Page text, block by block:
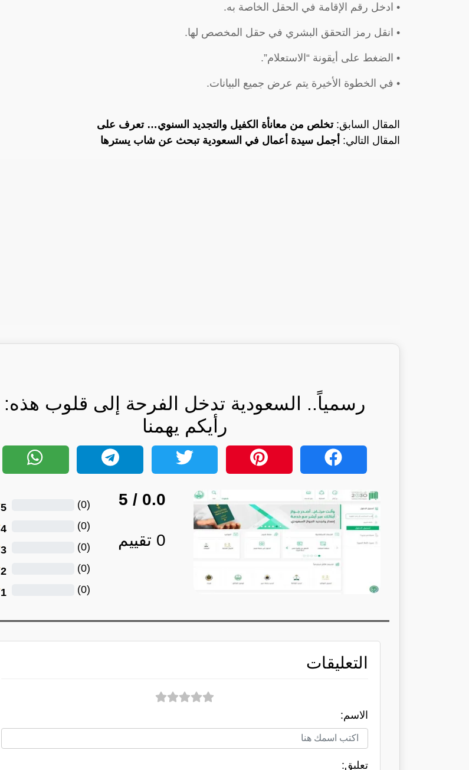
• ادخل رقم الإقامة في الحقل الخاصة به.
• انقل رمز التحقق البشري في حقل المخصص لها.
• الضغط على أيقونة “الاستعلام”.
• في الخطوة الأخيرة يتم عرض جميع البيانات.
المقال السابق:تخلص من معانأة الكفيل والتجديد السنوي… تعرف على
المقال التالي: أجمل سيدة أعمال في السعودية تبحث عن شاب يسترها
رسمياً.. السعودية تدخل الفرحة إلى قلوب هذه:
رأيكم يهمنا
0.0
/ 5
0 تقييم
5 (
0
)
4 (
0
)
3 (
0
)
2 (
0
)
1 (
0
)
التعليقات
الاسم:
تعلبق: